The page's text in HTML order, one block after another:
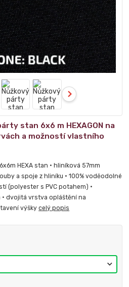
stan 6x6 m HEXAGON na
a možností vlastního
HEXA stan • hliníková 57mm
a spoje z hliníku • 100% voděodolné
(polyester s PVC potahem) •
dvojitá vrstva opláštění na
výškycelý popis